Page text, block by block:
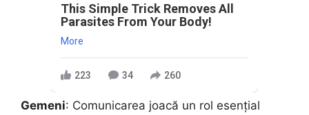
This Simple Trick Removes All
Parasites From Your Body!
More
223 34 260
Gemeni: Comunicarea joacă un rol esențial